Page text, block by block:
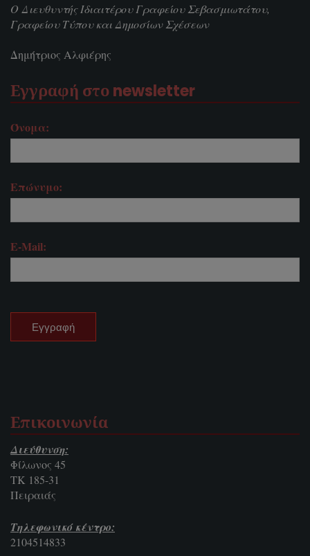
Ο Διευθυντής Ιδιαιτέρου Γραφείου Σεβασμιωτάτου,
Γραφείου Τύπου και Δημοσίων Σχέσεων
Δημήτριος Αλφιέρης
Εγγραφή στο newsletter
Όνομα:
Επώνυμο:
E-Mail:
Επικοινωνία
Διεύθυνση:
Φίλωνος 45
ΤΚ 185-31
Πειραιάς
Τηλεφωνικό κέντρο:
2104514833